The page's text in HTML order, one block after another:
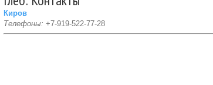
Киров
Телефоны: +7-919-522-77-28